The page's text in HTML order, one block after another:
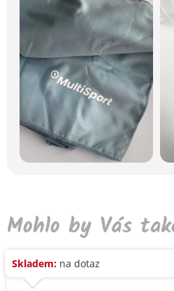
Mohlo by Vás
Skladem: na dotaz